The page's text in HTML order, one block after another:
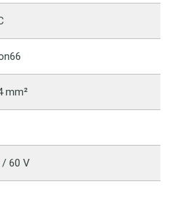
mm²
/ 60 V